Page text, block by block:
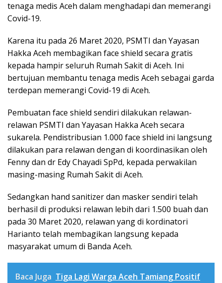
tenaga medis Aceh dalam menghadapi dan memerangi
Covid-19.
Karena itu pada 26 Maret 2020, PSMTI dan Yayasan
Hakka Aceh membagikan face shield secara gratis
kepada hampir seluruh Rumah Sakit di Aceh. Ini
bertujuan membantu tenaga medis Aceh sebagai garda
terdepan memerangi Covid-19 di Aceh.
Pembuatan face shield sendiri dilakukan relawan-
relawan PSMTI dan Yayasan Hakka Aceh secara
sukarela. Pendistribusian 1.000 face shield ini langsung
dilakukan para relawan dengan di koordinasikan oleh
Fenny dan dr Edy Chayadi SpPd, kepada perwakilan
masing-masing Rumah Sakit di Aceh.
Sedangkan hand sanitizer dan masker sendiri telah
berhasil di produksi relawan lebih dari 1.500 buah dan
pada 30 Maret 2020, relawan yang di kordinatori
Harianto telah membagikan langsung kepada
masyarakat umum di Banda Aceh.
Baca Juga Tiga Lagi Warga Aceh Tamiang Positif